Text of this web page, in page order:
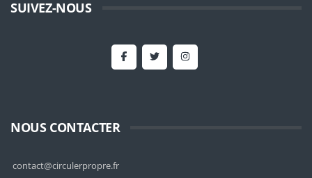
SUIVEZ-NOUS
NOUS CONTACTER
contact@circulerpropre.fr